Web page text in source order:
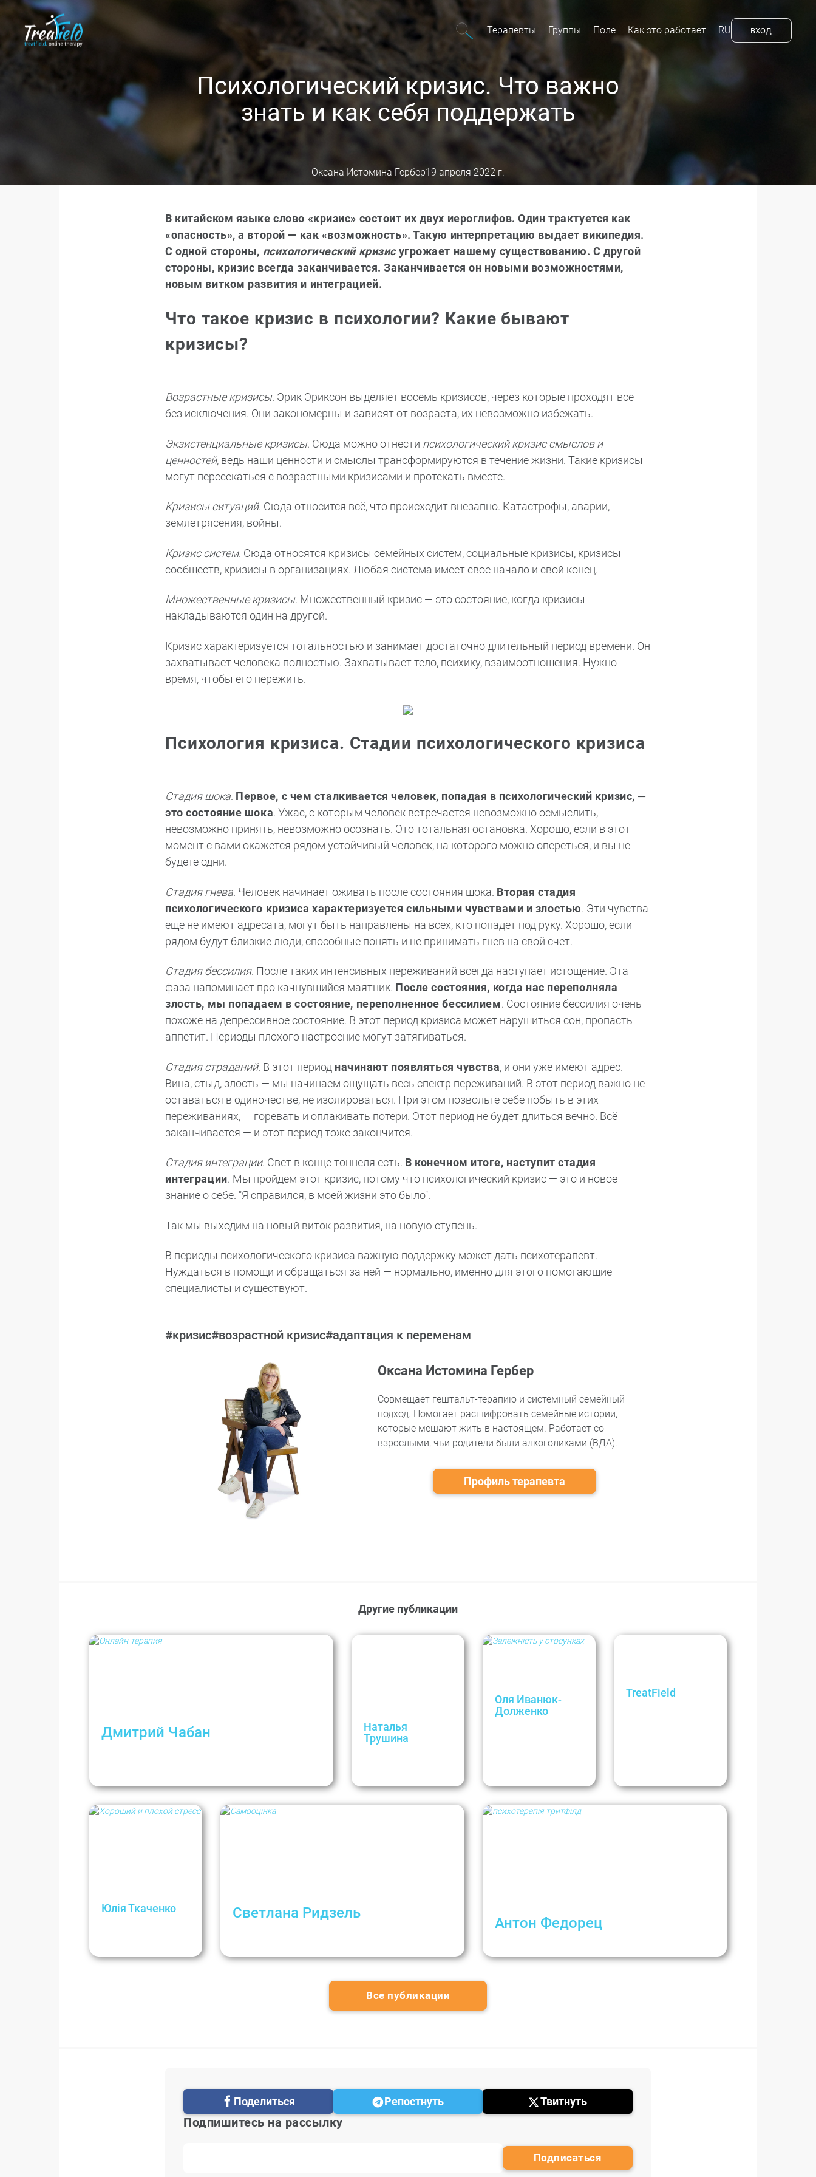
Терапевты Группы Поле Как это работает RU ВХОД
Психологический кризис. Что важно
знать и как себя поддержать
Оксана Истомина Гербер19 апреля 2022 г.
В китайском языке слово «кризис» состоит их двух иероглифов. Один трактуется как
«опасность», а второй — как «возможность». Такую интерпретацию выдает википедия.
С одной стороны, психологический кризисугрожает нашему существованию. С другой
стороны, кризис всегда заканчивается. Заканчивается он новыми возможностями,
новым витком развития и интеграцией.
Что такое кризис в психологии? Какие бывают
кризисы?
Возрастные кризисы. Эрик Эриксон выделяет восемь кризисов, через которые проходят все
без исключения. Они закономерны и зависят от возраста, их невозможно избежать.
Экзистенциальные кризисы. Сюда можно отнести психологический кризис смыслов и
ценностей, ведь наши ценности и смыслы трансформируются в течение жизни. Такие кризисы
могут пересекаться с возрастными кризисами и протекать вместе.
Кризисы ситуаций. Сюда относится всё, что происходит внезапно. Катастрофы, аварии,
землетрясения, войны.
Кризис систем. Сюда относятся кризисы семейных систем, социальные кризисы, кризисы
сообществ, кризисы в организациях. Любая система имеет свое начало и свой конец.
Множественные кризисы. Множественный кризис — это состояние, когда кризисы
накладываются один на другой.
Кризис характеризуется тотальностью и занимает достаточно длительный период времени. Он
захватывает человека полностью. Захватывает тело, психику, взаимоотношения. Нужно
время, чтобы его пережить.
Психология кризиса. Стадии психологического кризиса
Стадия шока. Первое, с чем сталкивается человек, попадая в психологический кризис, —
это состояние шока. Ужас, с которым человек встречается невозможно осмыслить,
невозможно принять, невозможно осознать. Это тотальная остановка. Хорошо, если в этот
момент с вами окажется рядом устойчивый человек, на которого можно опереться, и вы не
будете одни.
Стадия гнева. Человек начинает оживать после состояния шока. Вторая стадия
психологического кризиса характеризуется сильными чувствами и злостью. Эти чувства
еще не имеют адресата, могут быть направлены на всех, кто попадет под руку. Хорошо, если
рядом будут близкие люди, способные понять и не принимать гнев на свой счет.
Стадия бессилия. После таких интенсивных переживаний всегда наступает истощение. Эта
фаза напоминает про качнувшийся маятник. После состояния, когда нас переполняла
злость, мы попадаем в состояние, переполненное бессилием. Состояние бессилия очень
похоже на депрессивное состояние. В этот период кризиса может нарушиться сон, пропасть
аппетит. Периоды плохого настроение могут затягиваться.
Стадия страданий. В этот период начинают появляться чувства, и они уже имеют адрес.
Вина, стыд, злость — мы начинаем ощущать весь спектр переживаний. В этот период важно не
оставаться в одиночестве, не изолироваться. При этом позвольте себе побыть в этих
переживаниях, — горевать и оплакивать потери. Этот период не будет длиться вечно. Всё
заканчивается — и этот период тоже закончится.
Стадия интеграции. Свет в конце тоннеля есть. В конечном итоге, наступит стадия
интеграции. Мы пройдем этот кризис, потому что психологический кризис — это и новое
знание о себе. Я справился, в моей жизни это было .
Так мы выходим на новый виток развития, на новую ступень.
В периоды психологического кризиса важную поддержку может дать психотерапевт.
Нуждаться в помощи и обращаться за ней — нормально, именно для этого помогающие
специалисты и существуют.
#кризис#возрастной кризис#адаптация к переменам
Оксана Истомина Гербер
Совмещает гештальт-терапию и системный семейный
подход. Помогает расшифровать семейные истории,
которые мешают жить в настоящем. Работает со
взрослыми, чьи родители были алкоголиками (ВДА).
Профиль терапевта
Другие публикации
Дмитрий Чабан
Наталья
Трушина
Оля Иванюк-
Долженко
TreatField
Юлія Ткаченко Светлана Ридзель
Антон Федорец
Все публикации
Поделиться Репостнуть Твитнуть
Подпишитесь на рассылку